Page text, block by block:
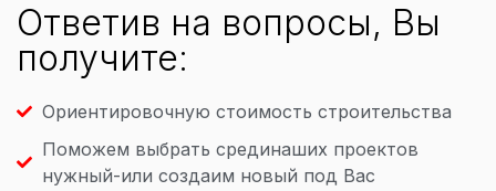
Ответив на вопросы, Вы
получите:
Ориентировочную стоимость строительства
Поможем выбрать срединаших проектов
нужный-или создаим новый под Вас